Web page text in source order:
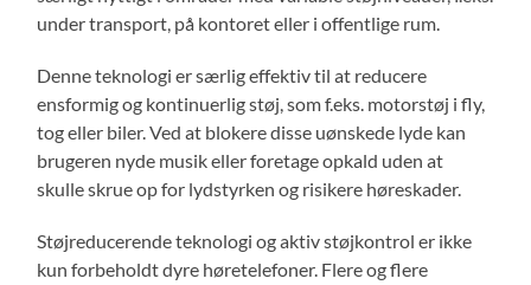
under transport, på kontoret eller i offentlige rum.
Denne teknologi er særlig effektiv til at reducere
ensformig og kontinuerlig støj, som f.eks. motorstøj i fly,
tog eller biler. Ved at blokere disse uønskede lyde kan
brugeren nyde musik eller foretage opkald uden at
skulle skrue op for lydstyrken og risikere høreskader.
Støjreducerende teknologi og aktiv støjkontrol er ikke
kun forbeholdt dyre høretelefoner. Flere og flere